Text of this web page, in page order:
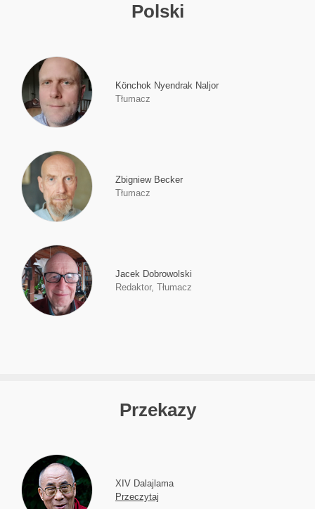
Polski
Könchok Nyendrak Naljor
Tłumacz
Zbigniew Becker
Tłumacz
Jacek Dobrowolski
Redaktor, Tłumacz
Przekazy
XIV Dalajlama
Przeczytaj